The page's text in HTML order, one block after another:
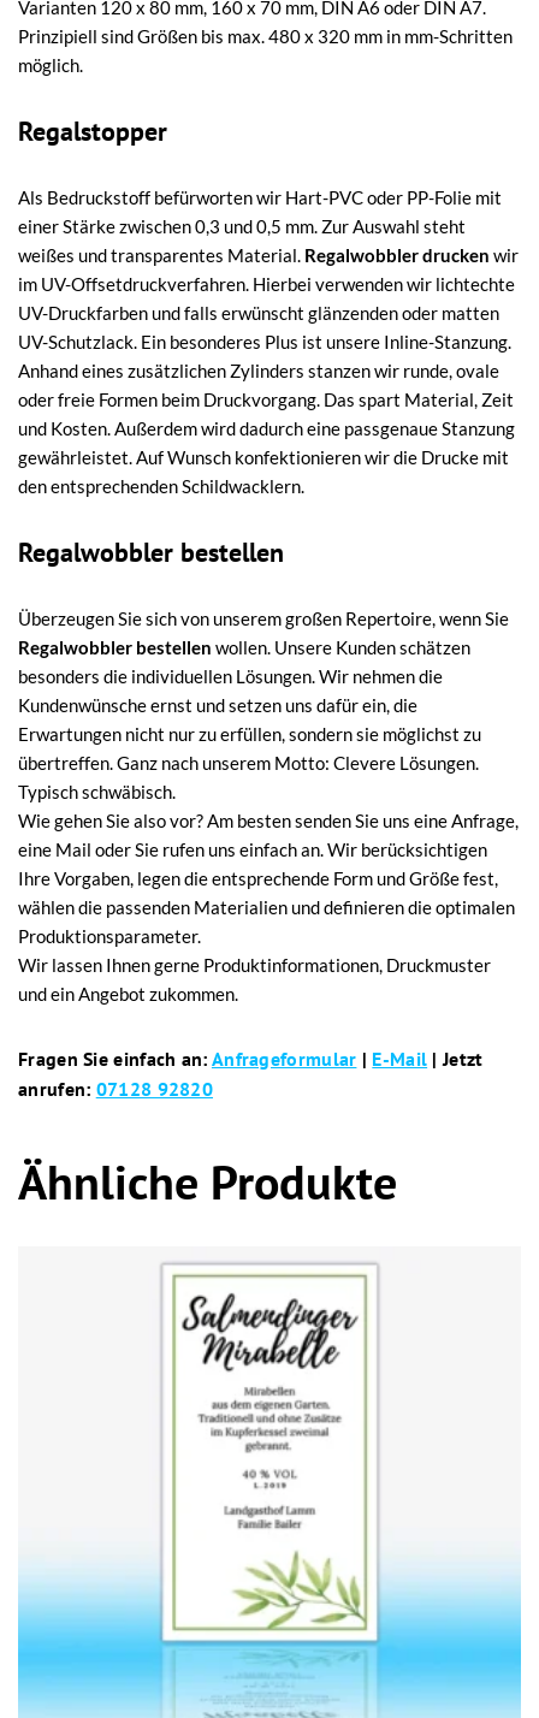
Varianten 120 x 80 mm, 160 x 70 mm, DIN A6 oder DIN A7.
Prinzipiell sind Größen bis max. 480 x 320 mm in mm-Schritten
möglich.
Regalstopper
Als Bedruckstoff befürworten wir Hart-PVC oder PP-Folie mit
einer Stärke zwischen 0,3 und 0,5 mm. Zur Auswahl steht
weißes und transparentes Material. Regalwobbler drucken wir
im UV-Offsetdruckverfahren. Hierbei verwenden wir lichtechte
UV-Druckfarben und falls erwünscht glänzenden oder matten
UV-Schutzlack. Ein besonderes Plus ist unsere Inline-Stanzung.
Anhand eines zusätzlichen Zylinders stanzen wir runde, ovale
oder freie Formen beim Druckvorgang. Das spart Material, Zeit
und Kosten. Außerdem wird dadurch eine passgenaue Stanzung
gewährleistet. Auf Wunsch konfektionieren wir die Drucke mit
den entsprechenden Schildwacklern.
Regalwobbler bestellen
Überzeugen Sie sich von unserem großen Repertoire, wenn Sie
Regalwobbler bestellen wollen. Unsere Kunden schätzen
besonders die individuellen Lösungen. Wir nehmen die
Kundenwünsche ernst und setzen uns dafür ein, die
Erwartungen nicht nur zu erfüllen, sondern sie möglichst zu
übertreffen. Ganz nach unserem Motto: Clevere Lösungen.
Typisch schwäbisch.
Wie gehen Sie also vor? Am besten senden Sie uns eine Anfrage,
eine Mail oder Sie rufen uns einfach an. Wir berücksichtigen
Ihre Vorgaben, legen die entsprechende Form und Größe fest,
wählen die passenden Materialien und definieren die optimalen
Produktionsparameter.
Wir lassen Ihnen gerne Produktinformationen, Druckmuster
und ein Angebot zukommen.
Fragen Sie einfach an: Anfrageformular | E-Mail | Jetzt
anrufen: 07128 92820
Ähnliche Produkte